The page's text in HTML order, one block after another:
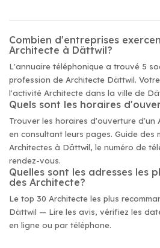
Combien d'entreprises
Architecte à Dättwil?
L'annuaire téléphonique a trouvé 5
profession de Architecte Dättwil.
l'activité Architecte dans la ville de
Quels sont les horaires
Trouver les horaires d'ouverture d'un
en consultant leurs pages. Guide des
Architectes à Dättwil, le numéro de
rendez-vous.
Quelles sont les adresses les
des Architecte?
Le top 30 Architecte les plus
Dättwil — Lire les avis, vérifiez les
en ligne ou par téléphone.